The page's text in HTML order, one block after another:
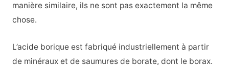
manière similaire, ils ne sont pas exactement la même
chose.
L’acide borique est fabriqué industriellement à partir
de minéraux et de saumures de borate, dont le borax.